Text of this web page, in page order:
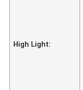
High Light: